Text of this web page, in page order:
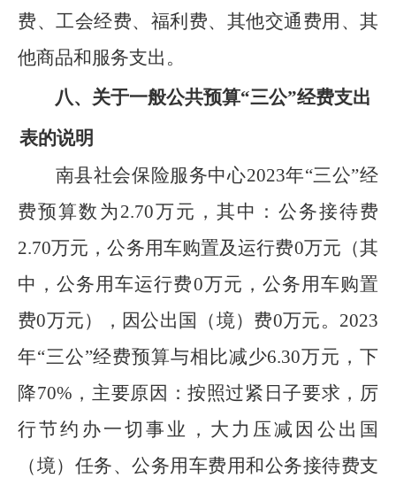
费、工会经费、福利费、其他交通 费用 、其
他商品和服务支出。
八、关于一般公共预算“三公”经费支出
表的说明
南县社会保险服务中心2023年“三公”经
费预算数为 2.70万元，其中：公务接待费
2.70万元，公务用车购置及运行费0万元 （其
中，公务用车运行费0万元，公务用车购置
费0万元） ，因公出国（境）费0万元。 2023
年“三公”经费预算与相比减少6.30万元 ，下
降70% ， 主要原因 ：按照过紧日子要求，厉
行节约办一切事业，大力压减因公出国
（境）任务、公务用车费用和公务接待费支